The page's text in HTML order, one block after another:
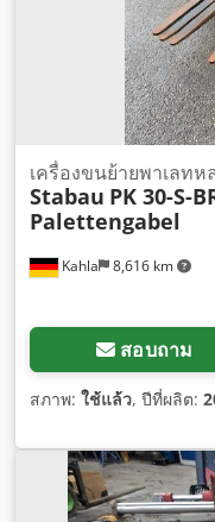
Kahla 8,616 km
เครื่องขนย้ายพาเลท
Stabau PK 30-S-
Palettengabel
สอบถาม
สภาพ: ใช้แล้ว, ปีที่ผลิต: